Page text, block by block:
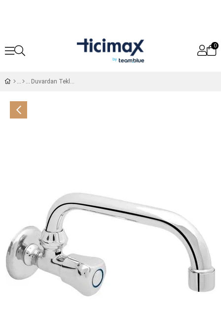
0
Duvardan Tekli Evye Batarya(SADECE SOĞUK SU GİRİŞLİ)